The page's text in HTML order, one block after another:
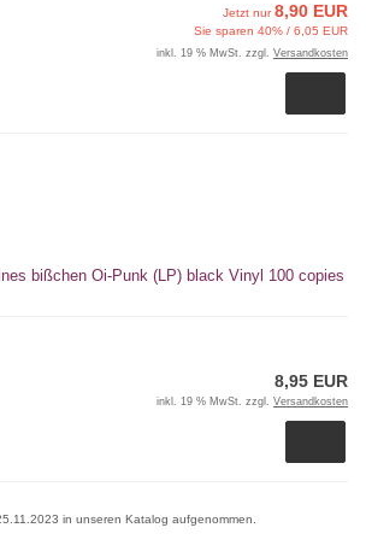
Jetzt nur8,90 EUR
Sie sparen 40% / 6,05 EUR
inkl. 19 % MwSt. zzgl. Versandkosten
bißchen Oi-Punk (LP) black Vinyl 100 copies
8,95 EUR
inkl. 19 % MwSt. zzgl. Versandkosten
in unseren Katalog aufgenommen.